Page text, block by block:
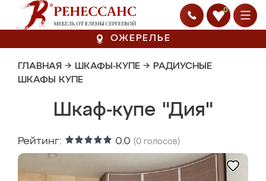
0
ОЖЕРЕЛЬЕ
ГЛАВНАЯ → ШКАФЫ-КУПЕ → РАДИУСНЫЕ
ШКАФЫ КУПЕ
Шкаф-купе "Дия"
Рейтинг: 0.0 (0 голосов)